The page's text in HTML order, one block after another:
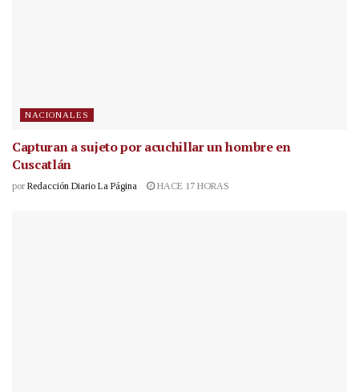
NACIONALES
Capturan a sujeto por acuchillar un hombre en
Cuscatlán
por Redacción Diario La Página HACE 17 HORAS